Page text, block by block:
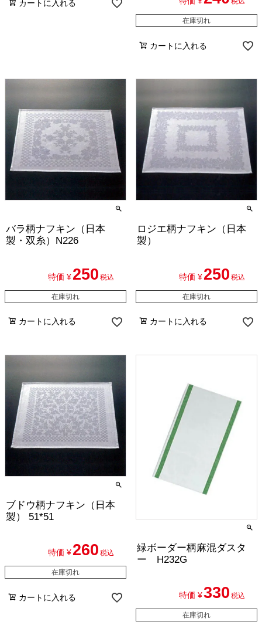
カートに入れる
在庫切れ
カートに入れる
バラ柄ナフキン（日本
製・双糸）N226
特価 ¥ 250 税込
在庫切れ
カートに入れる
ロジエ柄ナフキン（日本
製）
特価 ¥ 250 税込
在庫切れ
カートに入れる
ブドウ柄ナフキン（日本
製） 51*51
特価 ¥ 260 税込
在庫切れ
カートに入れる
緑ボーダー柄麻混ダスタ
ー H232G
特価 ¥330 税込
在庫切れ